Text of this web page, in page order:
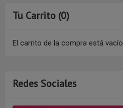
Tu Carrito (0)
El carrito de la compra está vacío
Redes Sociales